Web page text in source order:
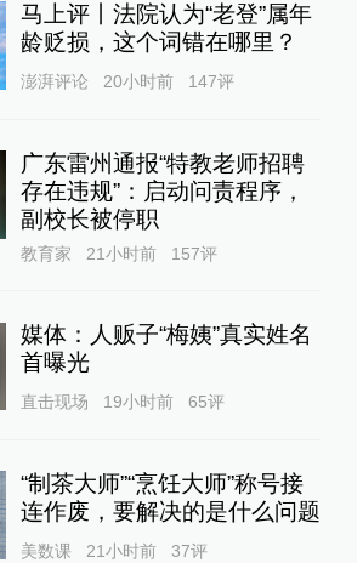
马上评丨法院认为“老登”属年
龄贬损，这个词错在哪里？
澎湃评论 20小时前 147评
广东雷州通报“特教老师招聘
存在违规”：启动问责程序，
副校长被停职
教育家 21小时前 157评
媒体：人贩子“梅姨”真实姓名
首曝光
直击现场 19小时前 65评
“制茶大师”“烹饪大师”称号接
连作废，要解决的是什么问题
美数课 21小时前 37评